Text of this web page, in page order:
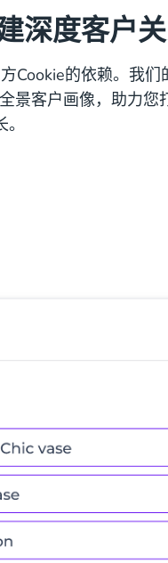
深度客户
Cookie的依赖。我们
景客户画像，助力您